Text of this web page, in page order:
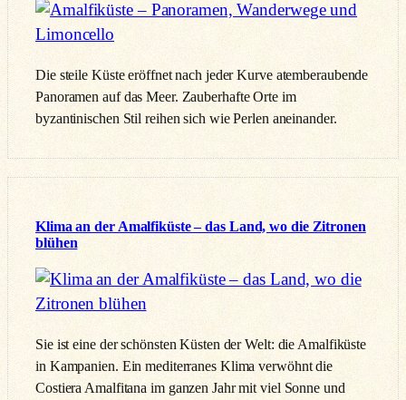
Die steile Küste eröffnet nach jeder Kurve atemberaubende
Panoramen auf das Meer. Zauberhafte Orte im
byzantinischen Stil reihen sich wie Perlen aneinander.
Klima an der Amalfiküste – das Land, wo die Zitronen
blühen
Sie ist eine der schönsten Küsten der Welt: die Amalfiküste
in Kampanien. Ein mediterranes Klima verwöhnt die
Costiera Amalfitana im ganzen Jahr mit viel Sonne und